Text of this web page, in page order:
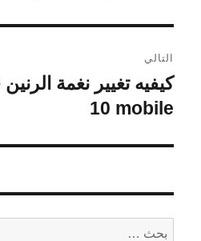
التالي
المقالة
التالية:
10 mobile